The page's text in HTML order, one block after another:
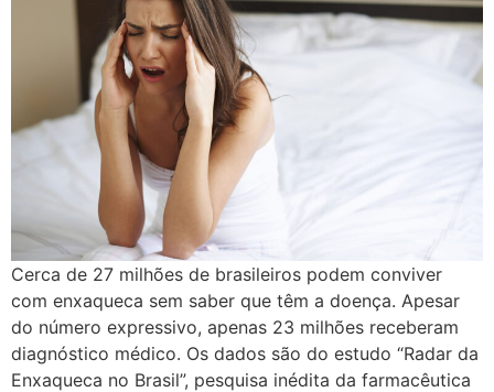
Cerca de 27 milhões de brasileiros podem conviver
com enxaqueca sem saber que têm a doença. Apesar
do número expressivo, apenas 23 milhões receberam
diagnóstico médico. Os dados são do estudo “Radar da
Enxaqueca no Brasil”, pesquisa inédita da farmacêutica